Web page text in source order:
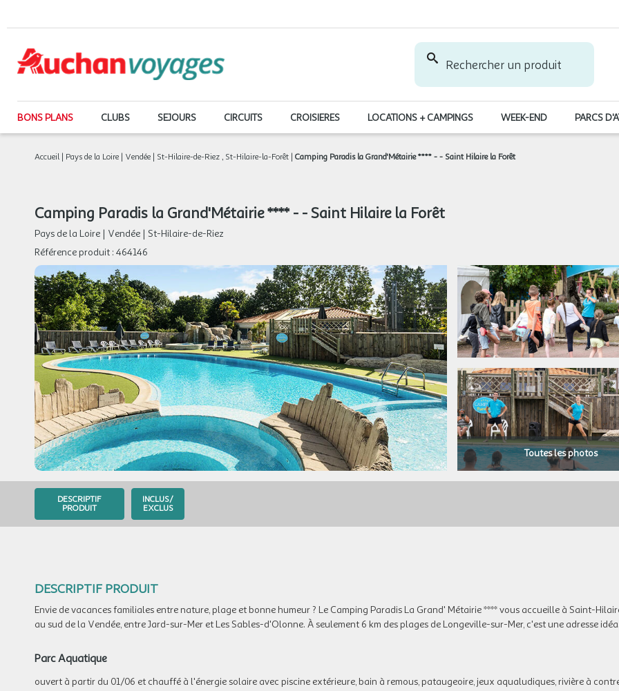
Rechercher un produit
BONS PLANS CLUBS SEJOURS CIRCUITS CROISIERES LOCATIONS + CAMPINGS WEEK-END PARCS
Accueil Pays de la Loire Vendée St-Hilaire-de-Riez , St-Hilaire-la-Forêt Camping Paradis la Grand'Métairie **** - - Saint Hilaire la Forêt
Camping Paradis la Grand'Métairie **** - - Saint Hilaire la Forêt
Pays de la Loire | Vendée | St-Hilaire-de-Riez
Référence produit : 464146
Toutes les photos
DESCRIPTIF
PRODUIT
INCLUS/
EXCLUS
DESCRIPTIF PRODUIT
Envie de vacances familiales entre nature, plage et bonne humeur ? Le Camping Paradis La Grand' Métairie **** vous accueille à Saint-
au sud de la Vendée, entre Jard-sur-Mer et Les Sables-d'Olonne. À seulement 6 km des plages de Longeville-sur-Mer, c'est une adresse
Parc Aquatique
ouvert à partir du 01/06 et chauffé à l'énergie solaire avec piscine extérieure, bain à remous, pataugeoire, jeux aqualudiques, rivière à